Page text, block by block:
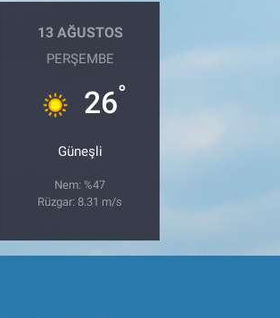
13 AĞUSTOS
PERŞEMBE
26°
Güneşli
Nem: %47
Rüzgar: 8.31 m/s